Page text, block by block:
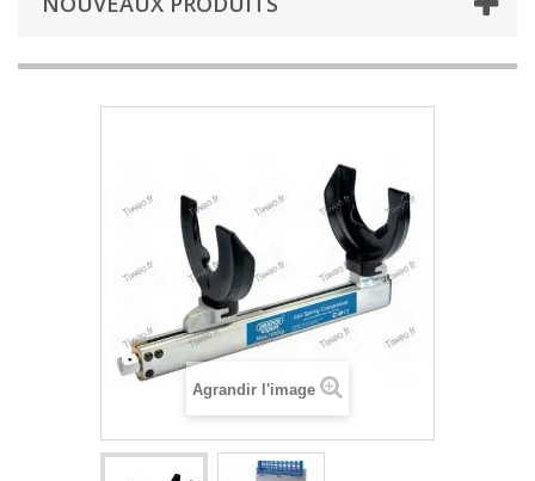
Agrandir l'image